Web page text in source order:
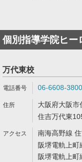
個別指導学院ヒー
万代東校
06-6608-3800
大阪府大阪
住吉万代東
南海高野線
阪堺電軌上
阪堺電軌上